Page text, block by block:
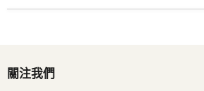
關注我們